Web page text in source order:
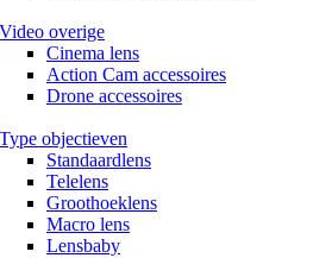
Video overige
Cinema lens
Action Cam accessoires
Drone accessoires
Type objectieven
Standaardlens
Telelens
Groothoeklens
Macro lens
Lensbaby